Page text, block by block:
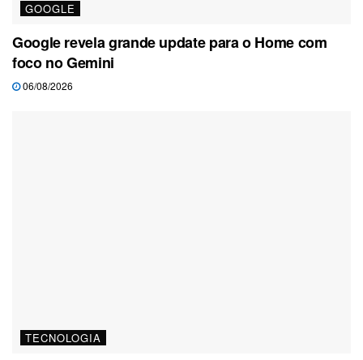
GOOGLE
Google revela grande update para o Home com
foco no Gemini
06/08/2026
TECNOLOGIA